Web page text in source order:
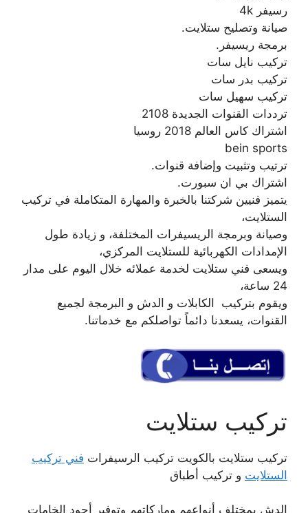
رسيفر 4k
صيانة وتصليح ستلايت.
برمجة ريسيفر.
تركيب نايل سات
تركيب بدر سات
تركيب سهيل سات
ترددات القنوات الجديدة 2108
اشتراك كاس العالم 2018 روسيا
bein sports
ترتيب وتثبيت وإضافة قنوات.
اشتراك بي ان سبورت.
يتميز فنيين شركتنا بالخبرة والمهارة المتكاملة في تركيب
الستلايت،
وصيانة وبرمجة الريسيفرات المختلفة، و زيادة طول
الإمدادات الكهربائية للستلايت المركزي،
ويسعى فني ستلايت لخدمة عملائه خلال اليوم على مدار
24 ساعة،
ويقوم بتركيب الكابلات و الدش و البرمجة لجميع
القنوات، يسعدنا دائماً تواصلكم مع خدماتنا.
تركيب ستلايت
تركيب ستلايت بالكويت تركيب الرسيفرات فني تركيب
الستلايت و تركيب أطباق
الدش بمختلف أنواعهم وماركاتهم وتوفير أجود الخامات